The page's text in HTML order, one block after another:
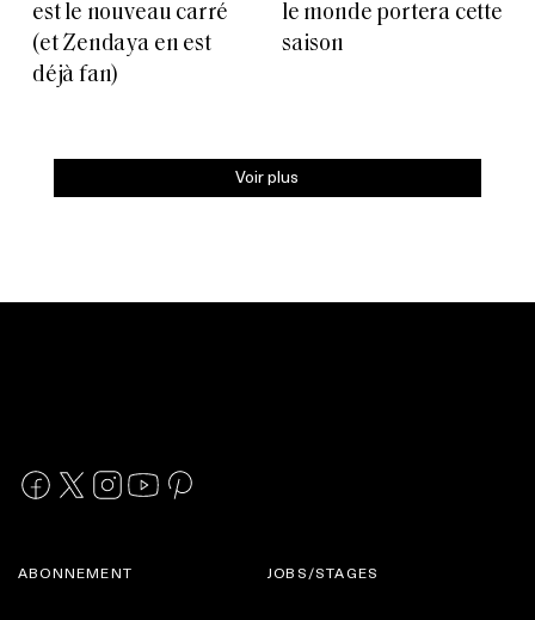
est le nouveau carré
(et Zendaya en est
déjà fan)
le monde portera cette
saison
Voir plus
ABONNEMENT JOBS/STAGES